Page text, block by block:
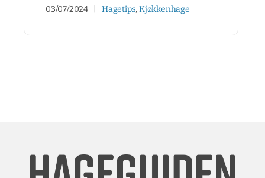
03/07/2024 Hagetips,Kjøkkenhage